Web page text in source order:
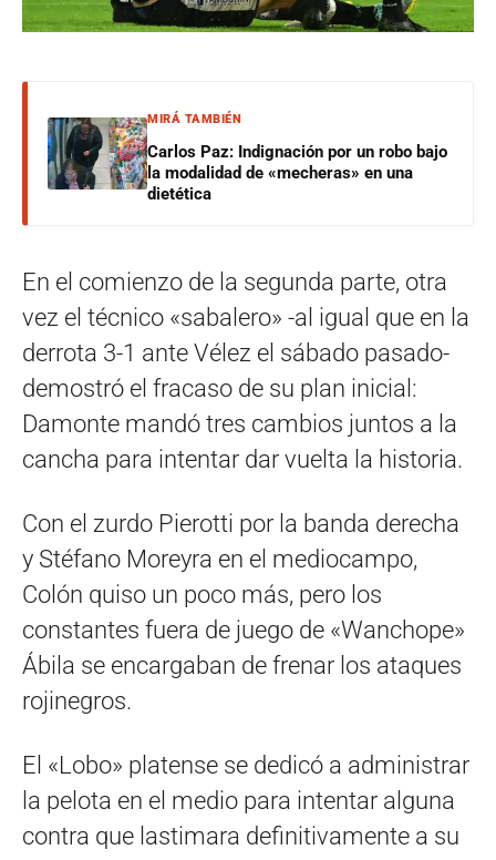
MIRÁ TAMBIÉN
Carlos Paz: Indignación por un robo bajo
la modalidad de «mecheras» en una
dietética
En el comienzo de la segunda parte, otra
vez el técnico «sabalero» -al igual que en la
derrota 3-1 ante Vélez el sábado pasado-
demostró el fracaso de su plan inicial:
Damonte mandó tres cambios juntos a la
cancha para intentar dar vuelta la historia.
Con el zurdo Pierotti por la banda derecha
y Stéfano Moreyra en el mediocampo,
Colón quiso un poco más, pero los
constantes fuera de juego de «Wanchope»
Ábila se encargaban de frenar los ataques
rojinegros.
El «Lobo» platense se dedicó a administrar
la pelota en el medio para intentar alguna
contra que lastimara definitivamente a su